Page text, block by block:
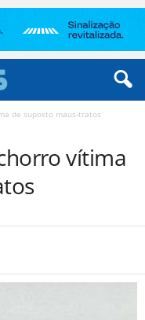
de suposto maus-tratos
vítima